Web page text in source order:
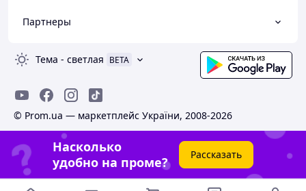
Партнеры
Тема - светлая BETA
© Prom.ua — маркетплейс України, 2008-2026
Насколько
удобно на проме?
Рассказать